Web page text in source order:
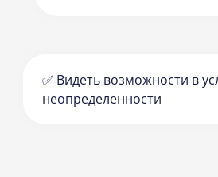
✅ Видеть возможности в
неопределенности